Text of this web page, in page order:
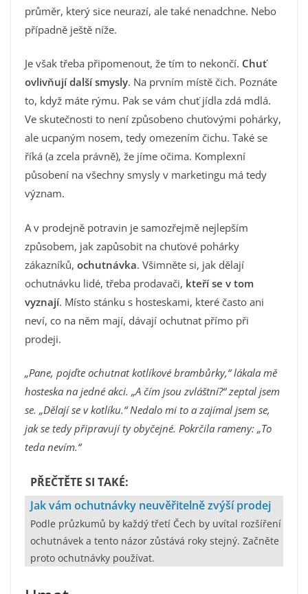
průměr, který sice neurazí, ale také nenadchne. Nebo
případně ještě níže.
Je však třeba připomenout, že tím to nekončí. Chuť
ovlivňují další smysly. Na prvním místě čich. Poznáte
to, když máte rýmu. Pak se vám chuť jídla zdá mdlá.
Ve skutečnosti to není způsobeno chuťovými pohárky,
ale ucpaným nosem, tedy omezením čichu. Také se
říká (a zcela právně), že jíme očima. Komplexní
působení na všechny smysly v marketingu má tedy
význam.
A v prodejně potravin je samozřejmě nejlepším
způsobem, jak zapůsobit na chuťové pohárky
zákazníků, ochutnávka. Všimněte si, jak dělají
ochutnávku lidé, třeba prodavači, kteří se v tom
vyznají. Místo stánku s hosteskami, které často ani
neví, co na něm mají, dávají ochutnat přímo při
prodeji.
„Pane, pojďte ochutnat kotlíkové brambůrky,“ lákala mě
hosteska na jedné akci. „A čím jsou zvláštní?“ zeptal jsem
se. „Dělají se v kotlíku.“ Nedalo mi to a zajímal jsem se,
jak se tedy připravují ty obyčejné. Pokrčila rameny: „To
teda nevím.“
PŘEČTĚTE SI TAKÉ:
Jak vám ochutnávky neuvěřitelně zvýší prodej
Podle průzkumů by každý třetí Čech by uvítal rozšíření
ochutnávek a tento názor zůstává roky stejný. Začněte
proto ochutnávky používat.